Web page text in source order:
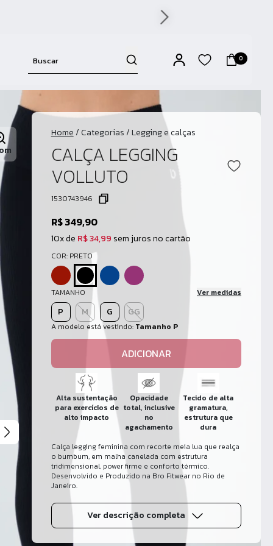
0
Home/Categorias/Legging e calças
CALÇA LEGGING
VOLLUTO
1530743946
R$ 349,90
10x de R$ 34,99 sem juros no cartão
COR: PRETO
TAMANHO Ver medidas
P M G GG
A modelo está vestindo: Tamanho P
ADICIONAR
Alta sustentação
para exercícios de
alto impacto
Opacidade
total, inclusive
no
agachamento
Tecido de alta
gramatura,
estrutura que
dura
Calça legging feminina com recorte meia lua que realça
o bumbum, em malha canelada com estrutura
tridimensional, power firme e conforto térmico.
Desenvolvido e Produzido na Bro Fitwear no Rio de
Janeiro.
Ver descrição completa